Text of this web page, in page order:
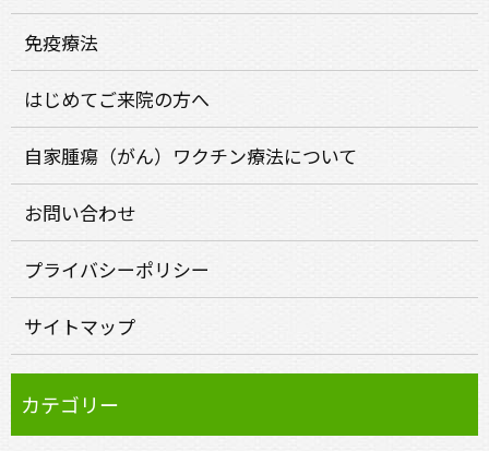
免疫療法
はじめてご来院の方へ
自家腫瘍（がん）ワクチン療法について
お問い合わせ
プライバシーポリシー
サイトマップ